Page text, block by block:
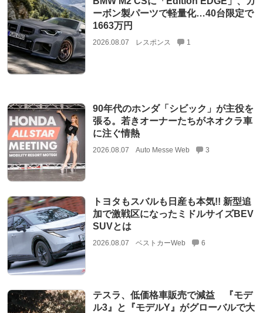
ーボン製パーツで軽量化…40台限定で
1663万円
2026.08.07 レスポンス 1
90年代のホンダ「シビック」が主役を
張る。若きオーナーたちがネオクラ車
に注ぐ情熱
2026.08.07 Auto Messe Web 3
トヨタもスバルも日産も本気!! 新型追
加で激戦区になったミドルサイズBEV
SUVとは
2026.08.07 ベストカーWeb 6
テスラ、低価格車販売で減益 『モデ
ル3』と『モデルY』がグローバルで大